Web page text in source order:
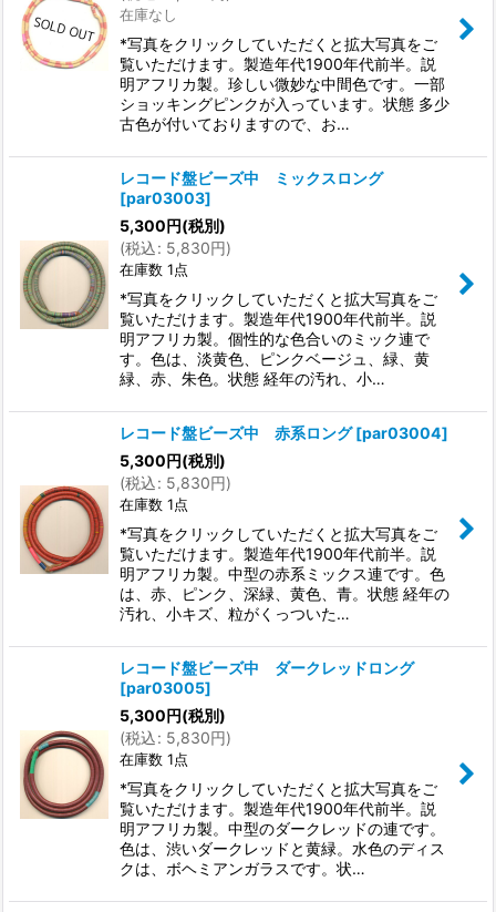
在庫なし
*写真をクリックしていただくと拡大写真をご
覧いただけます。製造年代1900年代前半。説
明アフリカ製。珍しい微妙な中間色です。一部
ショッキングピンクが入っています。状態 多少
古色が付いておりますので、お…
レコード盤ビーズ中 ミックスロング
[par03003]
5,300円(税別)
(税込: 5,830円)
在庫数 1点
*写真をクリックしていただくと拡大写真をご
覧いただけます。製造年代1900年代前半。説
明アフリカ製。個性的な色合いのミック連で
す。色は、淡黄色、ピンクベージュ、緑、黄
緑、赤、朱色。状態 経年の汚れ、小…
レコード盤ビーズ中 赤系ロング [par03004]
5,300円(税別)
(税込: 5,830円)
在庫数 1点
*写真をクリックしていただくと拡大写真をご
覧いただけます。製造年代1900年代前半。説
明アフリカ製。中型の赤系ミックス連です。色
は、赤、ピンク、深緑、黄色、青。状態 経年の
汚れ、小キズ、粒がくっついた…
レコード盤ビーズ中 ダークレッドロング
[par03005]
5,300円(税別)
(税込: 5,830円)
在庫数 1点
*写真をクリックしていただくと拡大写真をご
覧いただけます。製造年代1900年代前半。説
明アフリカ製。中型のダークレッドの連です。
色は、渋いダークレッドと黄緑。水色のディス
クは、ボヘミアンガラスです。状…